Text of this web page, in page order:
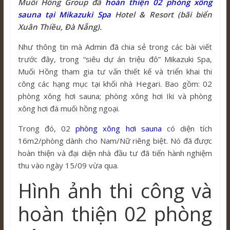
Muối Hồng Group đã hoàn thiện 02 phòng xông
sauna tại Mikazuki SpaHotel & Resort (bãi biển
Xuân Thiều, Đà Nẵng).
Như thông tin mà Admin đã chia sẻ trong các bài viết
trước đây, trong “siêu dự án triệu đô” Mikazuki Spa,
Muối Hồng tham gia tư vấn thiết kế và triển khai thi
công các hạng mục tại khối nhà Hegari. Bao gồm: 02
phòng xông hơi sauna; phòng xông hơi Iki và phòng
xông hơi đá muối hồng ngoại.
Trong đó, 02phòng xông hơi sauna có diện tích
16m2/phòng dành cho Nam/Nữ riêng biệt. Nó đã được
hoàn thiện và đại diện nhà đầu tư đã tiến hành nghiệm
thu vào ngày 15/09 vừa qua.
Hình ảnh thi công và
hoàn thiện 02 phòng